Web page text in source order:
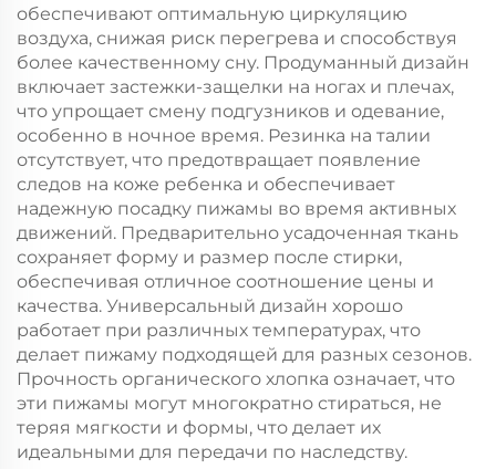
обеспечивают оптимальную циркуляцию
воздуха, снижая риск перегрева и способствуя
более качественному сну. Продуманный дизайн
включает застежки-защелки на ногах и плечах,
что упрощает смену подгузников и одевание,
особенно в ночное время. Резинка на талии
отсутствует, что предотвращает появление
следов на коже ребенка и обеспечивает
надежную посадку пижамы во время активных
движений. Предварительно усадоченная ткань
сохраняет форму и размер после стирки,
обеспечивая отличное соотношение цены и
качества. Универсальный дизайн хорошо
работает при различных температурах, что
делает пижаму подходящей для разных сезонов.
Прочность органического хлопка означает, что
эти пижамы могут многократно стираться, не
теряя мягкости и формы, что делает их
идеальными для передачи по наследству.